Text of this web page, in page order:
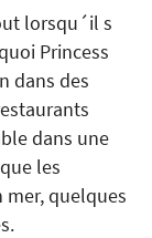
lorsqu´il s
Princess
dans des
dans une
les
quelques